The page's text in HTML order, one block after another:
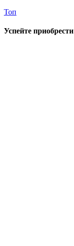
Топ
Успейте приобрести